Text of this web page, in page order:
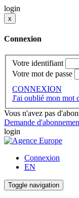
login
x
Connexion
Votre identifiant
Votre mot de passe
CONNEXION
J'ai oublié mon mot
Vous n'avez pas
Demande
login
Connexion
EN
Toggle navigation